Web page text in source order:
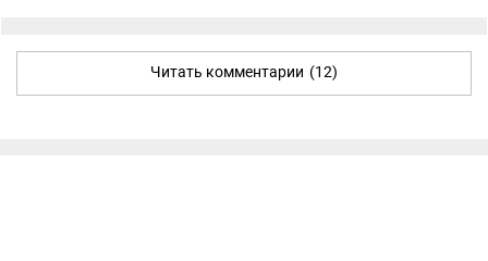
Читать комментарии (12)